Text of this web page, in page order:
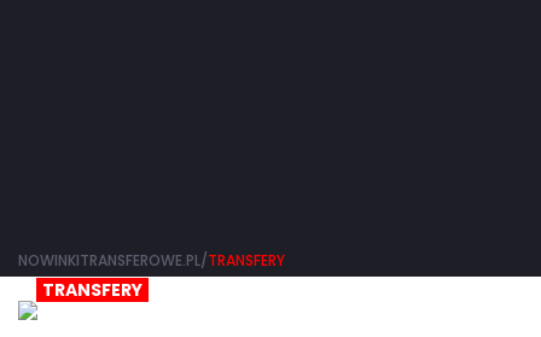
NOWINKITRANSFEROWE.PL/TRANSFERY
TRANSFERY